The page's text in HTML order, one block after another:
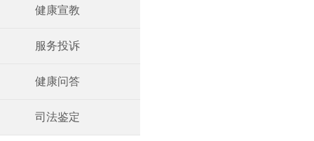
健康宣教
服务投诉
健康问答
司法鉴定